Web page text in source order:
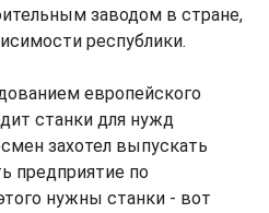
заводом в стране,
республики.
европейского
станки для нужд
захотел выпускать
предприятие по
нужны станки - вот